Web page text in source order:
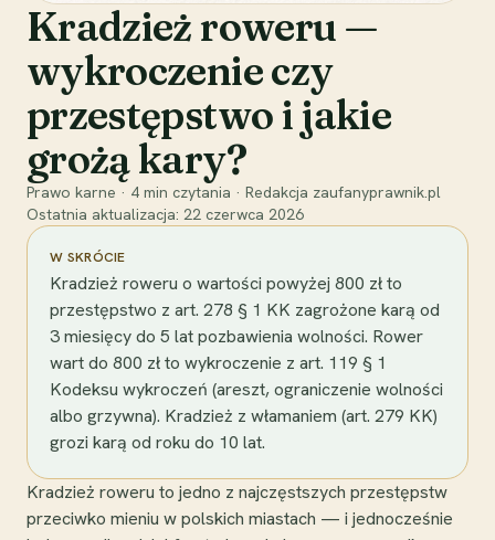
Kradzież roweru —
wykroczenie czy
przestępstwo i jakie
grożą kary?
Prawo karne · 4 min czytania · Redakcja zaufanyprawnik.pl
Ostatnia aktualizacja: 22 czerwca 2026
W SKRÓCIE
Kradzież roweru o wartości powyżej 800 zł to
przestępstwo z art. 278 § 1 KK zagrożone karą od
3 miesięcy do 5 lat pozbawienia wolności. Rower
wart do 800 zł to wykroczenie z art. 119 § 1
Kodeksu wykroczeń (areszt, ograniczenie wolności
albo grzywna). Kradzież z włamaniem (art. 279 KK)
grozi karą od roku do 10 lat.
Kradzież roweru to jedno z najczęstszych przestępstw
przeciwko mieniu w polskich miastach — i jednocześnie